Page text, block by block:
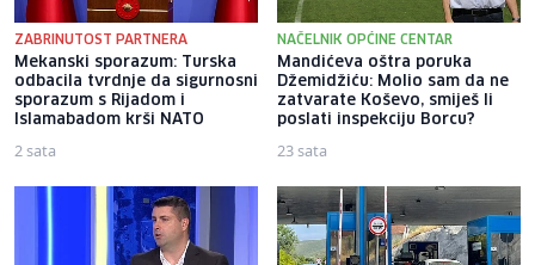
ZABRINUTOST PARTNERA
Mekanski sporazum: Turska
odbacila tvrdnje da sigurnosni
sporazum s Rijadom i
Islamabadom krši NATO
2 sata
NAČELNIK OPĆINE CENTAR
Mandićeva oštra poruka
Džemidžiću: Molio sam da ne
zatvarate Koševo, smiješ li
poslati inspekciju Borcu?
23 sata